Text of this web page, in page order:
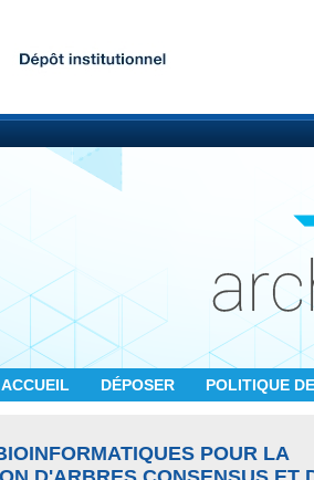
ACCUEIL DÉPOSER POLITIQUE
POUR LA